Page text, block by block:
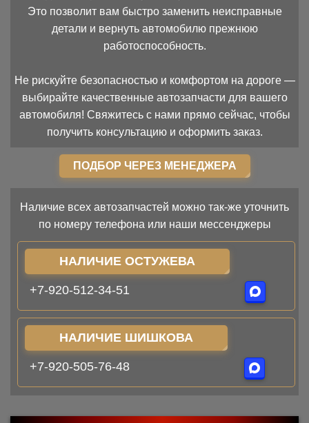
Это позволит вам быстро заменить неисправные
детали и вернуть автомобилю прежнюю
работоспособность.
Не рискуйте безопасностью и комфортом на дороге —
выбирайте качественные автозапчасти для вашего
автомобиля! Свяжитесь с нами прямо сейчас, чтобы
получить консультацию и оформить заказ.
ПОДБОР ЧЕРЕЗ МЕНЕДЖЕРА
Наличие всех автозапчастей можно так-же уточнить
по номеру телефона или наши мессенджеры
НАЛИЧИЕ ОСТУЖЕВА
+7-920-512-34-51
НАЛИЧИЕ ШИШКОВА
+7-920-505-76-48